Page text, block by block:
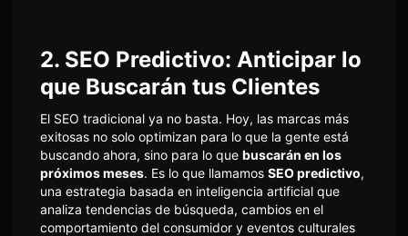
2. SEO Predictivo: Anticipar lo
que Buscarán tus Clientes
El SEO tradicional ya no basta. Hoy, las marcas más
exitosas no solo optimizan para lo que la gente está
buscando ahora, sino para lo que buscarán en los
próximos meses. Es lo que llamamos SEO predictivo,
una estrategia basada en inteligencia artificial que
analiza tendencias de búsqueda, cambios en el
comportamiento del consumidor y eventos culturales